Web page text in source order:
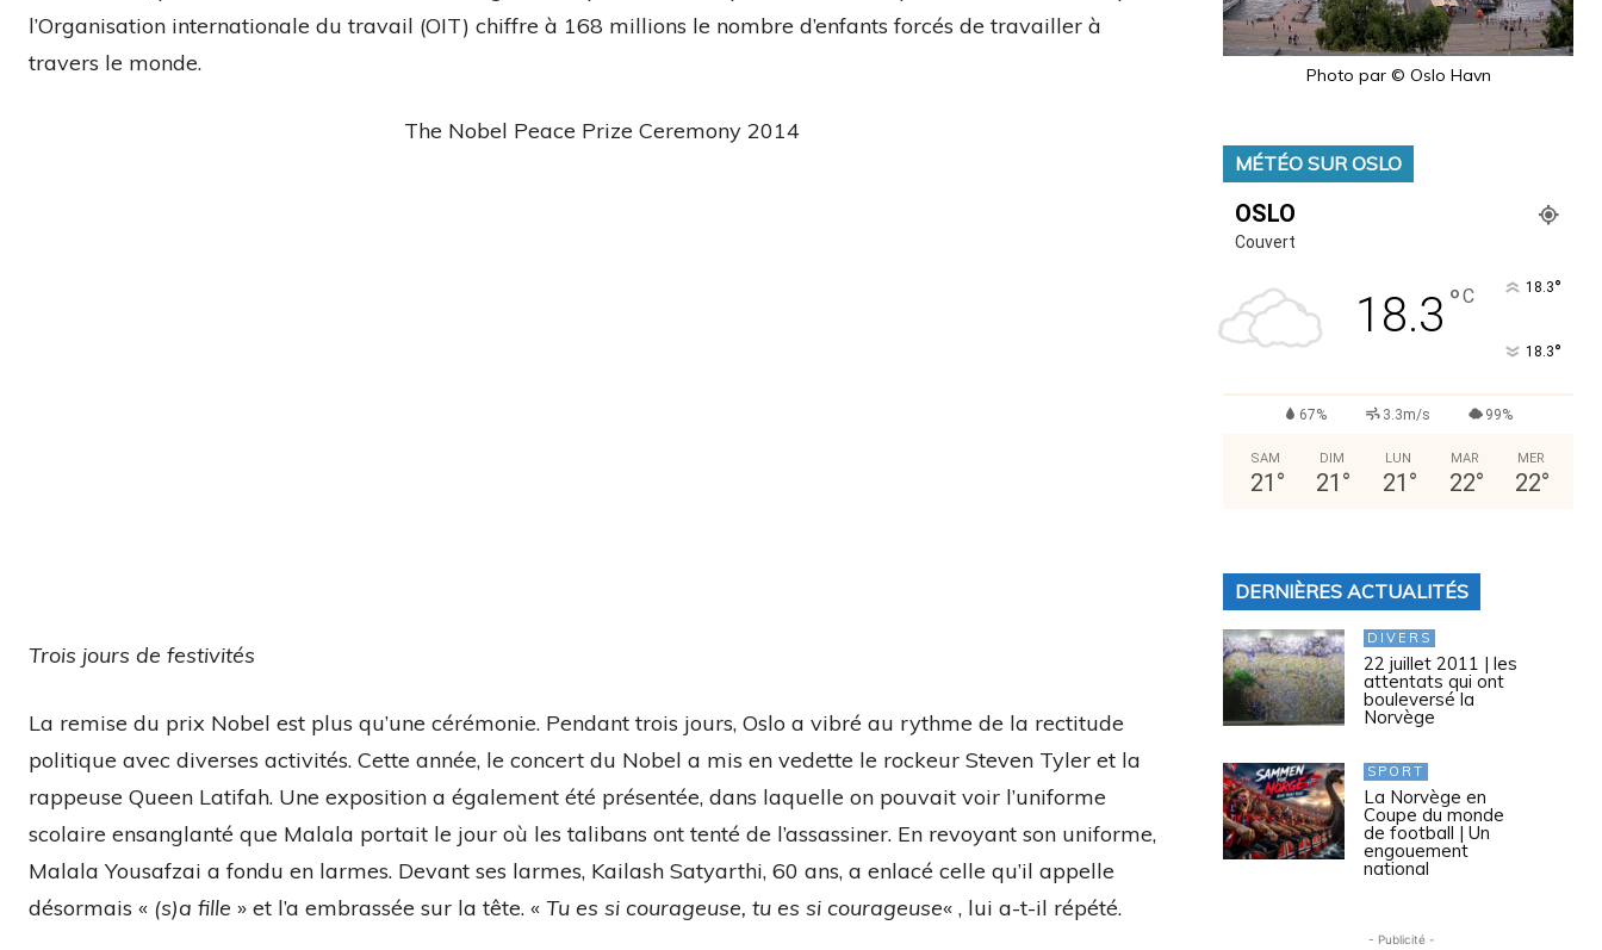
l’Organisation internationale du travail (OIT) chiffre à 168 millions le nombre d’enfants forcés de travailler à
travers le monde.
The Nobel Peace Prize Ceremony 2014
Trois jours de festivités
La remise du prix Nobel est plus qu’une cérémonie. Pendant trois jours, Oslo a vibré au rythme de la rectitude
politique avec diverses activités. Cette année, le concert du Nobel a mis en vedette le rockeur Steven Tyler et la
rappeuse Queen Latifah. Une exposition a également été présentée, dans laquelle on pouvait voir l’uniforme
scolaire ensanglanté que Malala portait le jour où les talibans ont tenté de l’assassiner. En revoyant son uniforme,
Malala Yousafzai a fondu en larmes. Devant ses larmes, Kailash Satyarthi, 60 ans, a enlacé celle qu’il appelle
désormais « (s)a fille » et l’a embrassée sur la tête. « Tu es si courageuse, tu es si courageuse« , lui a-t-il répété.
Photo par © Oslo Havn
MÉTÉO SUR OSLO
OSLO
Couvert
18.3 °C 18.3°
18.3°
67% 3.3m/s 99%
SAM
21 °
DIM
21 °
LUN
21 °
MAR
22°
MER
22°
DERNIÈRES ACTUALITÉS
DIVERS
22 juillet 2011 | les
attentats qui ont
bouleversé la
Norvège
SPORT
La Norvège en
Coupe du monde
de football | Un
engouement
national
- Publicité -